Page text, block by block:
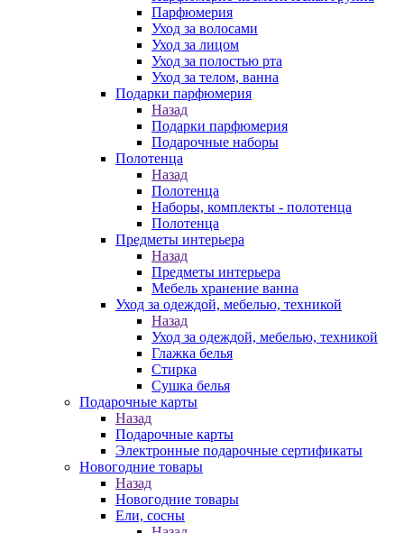
Парфюмерия
Уход за волосами
Уход за лицом
Уход за полостью рта
Уход за телом, ванна
Подарки парфюмерия
Назад
Подарки парфюмерия
Подарочные наборы
Полотенца
Назад
Полотенца
Наборы, комплекты - полотенца
Полотенца
Предметы интерьера
Назад
Предметы интерьера
Мебель хранение ванна
Уход за одеждой, мебелью, техникой
Назад
Уход за одеждой, мебелью, техникой
Глажка белья
Стирка
Сушка белья
Подарочные карты
Назад
Подарочные карты
Электронные подарочные сертификаты
Новогодние товары
Назад
Новогодние товары
Ели, сосны